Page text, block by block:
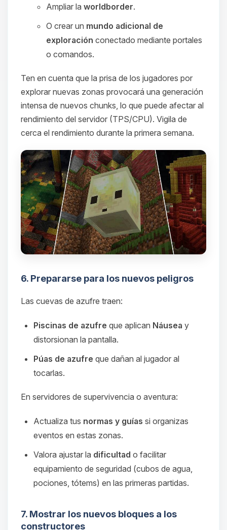
Ampliar la worldborder.
O crear un mundo adicional de
exploración conectado mediante portales
o comandos.
Ten en cuenta que la prisa de los jugadores por
explorar nuevas zonas provocará una generación
intensa de nuevos chunks, lo que puede afectar al
rendimiento del servidor (TPS/CPU). Vigila de
cerca el rendimiento durante la primera semana.
6. Prepararse para los nuevos peligros
Las cuevas de azufre traen:
Piscinas de azufre que aplican Náusea y
distorsionan la pantalla.
Púas de azufre que dañan al jugador al
tocarlas.
En servidores de supervivencia o aventura:
Actualiza tus normas y guías si organizas
eventos en estas zonas.
Valora ajustar la dificultad o facilitar
equipamiento de seguridad (cubos de agua,
pociones, tótems) en las primeras partidas.
7. Mostrar los nuevos bloques a los
constructores